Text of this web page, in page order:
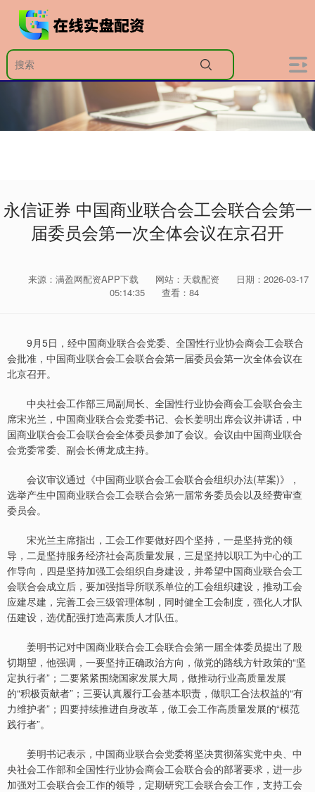
永信证券 中国商业联合会工会联合会第一
届委员会第一次全体会议在京召开
来源：满盈网配资APP下载 网站：天载配资
日期：2026-03-17
05:14:35
查看：84
9月5日，经中国商业联合会党委、全国性行业协会商会工会联合
会批准，中国商业联合会工会联合会第一届委员会第一次全体会议在
北京召开。
中央社会工作部三局副局长、全国性行业协会商会工会联合会主
席宋光兰，中国商业联合会党委书记、会长姜明出席会议并讲话，中
国商业联合会工会联合会全体委员参加了会议。会议由中国商业联合
会党委常委、副会长傅龙成主持。
会议审议通过《中国商业联合会工会联合会组织办法(草案)》，
选举产生中国商业联合会工会联合会第一届常务委员会以及经费审查
委员会。
宋光兰主席指出，工会工作要做好四个坚持，一是坚持党的领
导，二是坚持服务经济社会高质量发展，三是坚持以职工为中心的工
作导向，四是坚持加强工会组织自身建设，并希望中国商业联合会工
会联合会成立后，要加强指导所联系单位的工会组织建设，推动工会
应建尽建，完善工会三级管理体制，同时健全工会制度，强化人才队
伍建设，选优配强打造高素质人才队伍。
姜明书记对中国商业联合会工会联合会第一届全体委员提出了殷
切期望，他强调，一要坚持正确政治方向，做党的路线方针政策的“坚
定执行者”；二要紧紧围绕国家发展大局，做推动行业高质量发展
的“积极贡献者”；三要认真履行工会基本职责，做职工合法权益的“有
力维护者”；四要持续推进自身改革，做工会工作高质量发展的“模范
践行者”。
姜明书记表示，中国商业联合会党委将坚决贯彻落实党中央、中
央社会工作部和全国性行业协会商会工会联合会的部署要求，进一步
加强对工会联合会工作的领导，定期研究工会联合会工作，支持工会